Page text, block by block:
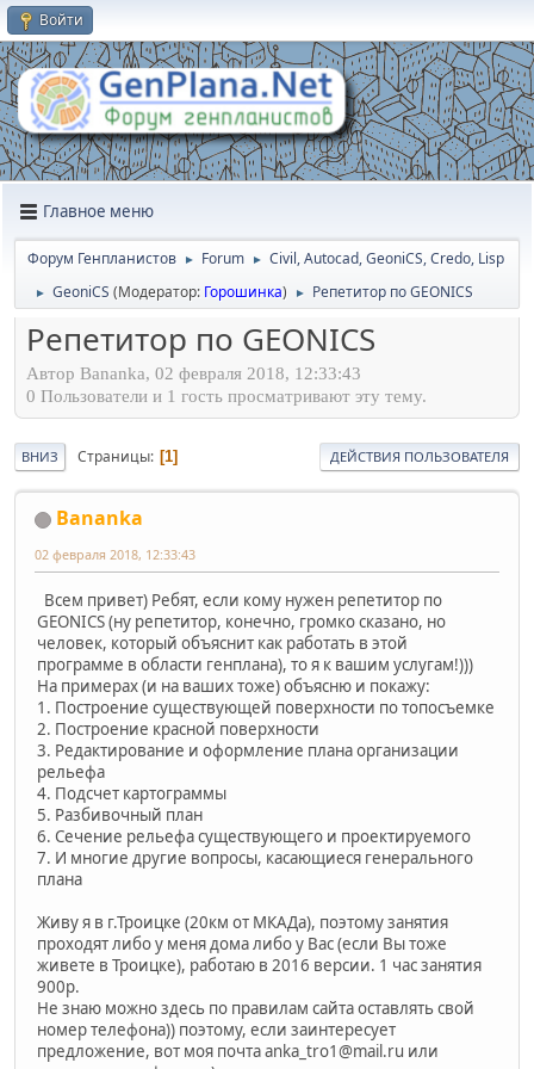
Войти
Главное меню
Форум Генпланистов ► Forum ► Civil, Autocad, GeoniCS, Credo, Lisp
► GeoniCS (Модератор: Горошинка) ► Репетитор по GEONICS
Репетитор по GEONICS
Автор Bananka, 02 февраля 2018, 12:33:43
0 Пользователи и 1 гость просматривают эту тему.
ВНИЗ Страницы 1 ДЕЙСТВИЯ ПОЛЬЗОВАТЕЛЯ
Bananka
02 февраля 2018, 12:33:43
Всем привет) Ребят, если кому нужен репетитор по
GEONICS (ну репетитор, конечно, громко сказано, но
человек, который объяснит как работать в этой
программе в области генплана), то я к вашим услугам!)))
На примерах (и на ваших тоже) объясню и покажу:
1. Построение существующей поверхности по топосъемке
2. Построение красной поверхности
3. Редактирование и оформление плана организации
рельефа
4. Подсчет картограммы
5. Разбивочный план
6. Сечение рельефа существующего и проектируемого
7. И многие другие вопросы, касающиеся генерального
плана
Живу я в г.Троицке (20км от МКАДа), поэтому занятия
проходят либо у меня дома либо у Вас (если Вы тоже
живете в Троицке), работаю в 2016 версии. 1 час занятия
900р.
Не знаю можно здесь по правилам сайта оставлять свой
номер телефона)) поэтому, если заинтересует
предложение, вот моя почта anka_tro1@mail.ru или